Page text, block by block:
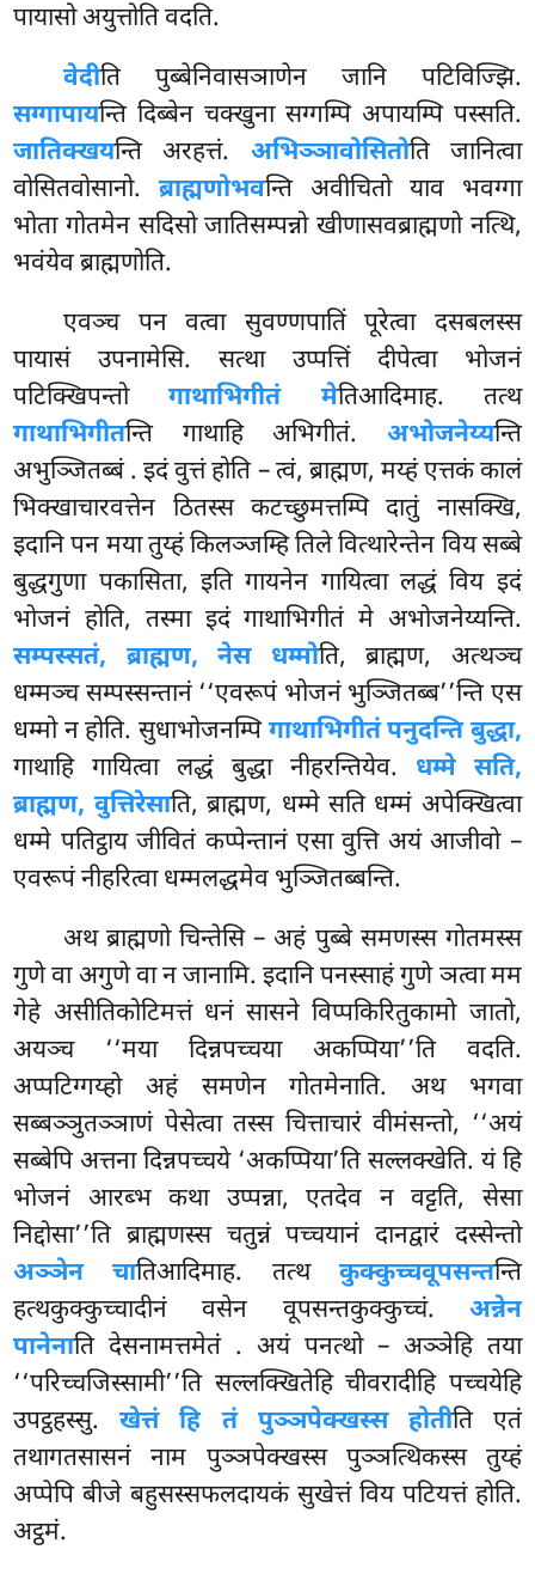
पायासो अयुत्तोति वदति.
वेदीति पुब्बेनिवासञाणेन जानि पटिविज्झि.
सग्गापायन्ति दिब्बेन चक्खुना सग्गम्पि अपायम्पि पस्सति.
जातिक्खयन्ति अरहत्तं. अभिञ्ञावोसितोति जानित्वा
वोसितवोसानो.ब्राह्मणोभवन्ति अवीचितो याव भवग्गा
भोता गोतमेन सदिसो जातिसम्पन्नो खीणासवब्राह्मणो नत्थि,
भवंयेव ब्राह्मणोति.
एवञ्च पन वत्वा सुवण्णपातिं पूरेत्वा दसबलस्स
पायासं उपनामेसि. सत्था उप्पत्तिं दीपेत्वा भोजनं
पटिक्खिपन्तोगाथाभिगीतं मेतिआदिमाह. तत्थ
गाथाभिगीतन्ति गाथाहि अभिगीतं. अभोजनेय्यन्ति
अभुञ्जितब्बं. इदं वुत्तं होति – त्वं, ब्राह्मण, मय्हं एत्तकं कालं
भिक्खाचारवत्तेन ठितस्स कटच्छुमत्तम्पि दातुं नासक्खि,
इदानि पन मया तुय्हं किलञ्जम्हि तिले वित्थारेन्तेन विय सब्बे
बुद्धगुणा पकासिता, इति गायनेन गायित्वा लद्धं विय इदं
भोजनं होति, तस्मा इदं गाथाभिगीतं मे अभोजनेय्यन्ति.
सम्पस्सतं, ब्राह्मण, नेस धम्मोति, ब्राह्मण, अत्थञ्च
धम्मञ्च सम्पस्सन्तानं ‘‘एवरूपं भोजनं भुञ्जितब्ब’’न्ति एस
धम्मो न होति. सुधाभोजनम्पिगाथाभिगीतं पनुदन्ति बुद्धा,
गाथाहि गायित्वा लद्धं बुद्धा नीहरन्तियेव. धम्मे सति,
ब्राह्मण, वुत्तिरेसाति, ब्राह्मण, धम्मे सति धम्मं अपेक्खित्वा
धम्मे पतिट्ठाय जीवितं कप्पेन्तानं एसा वुत्ति अयं आजीवो –
एवरूपं नीहरित्वा धम्मलद्धमेव भुञ्जितब्बन्ति.
अथ ब्राह्मणो चिन्तेसि – अहं पुब्बे समणस्स गोतमस्स
गुणे वा अगुणे वा न जानामि. इदानि पनस्साहं गुणे ञत्वा मम
गेहे असीतिकोटिमत्तं धनं सासने विप्पकिरितुकामो जातो,
अयञ्च ‘‘मया दिन्नपच्चया अकप्पिया’’ति वदति.
अप्पटिग्गय्हो अहं समणेन गोतमेनाति. अथ भगवा
सब्बञ्ञुतञ्ञाणं पेसेत्वा तस्स चित्ताचारं वीमंसन्तो, ‘‘अयं
सब्बेपि अत्तना दिन्नपच्चये ‘अकप्पिया’ति सल्लक्खेति. यं हि
भोजनं आरब्भ कथा उप्पन्ना, एतदेव न वट्टति, सेसा
निद्दोसा’’ति ब्राह्मणस्स चतुन्नं पच्चयानं दानद्वारं दस्सेन्तो
अञ्ञेन चातिआदिमाह. तत्थ कुक्कुच्चवूपसन्तन्ति
हत्थकुक्कुच्चादीनं वसेन वूपसन्तकुक्कुच्चं. अन्नेन
पानेनाति देसनामत्तमेतं . अयं पनत्थो – अञ्ञेहि तया
‘‘परिच्चजिस्सामी’’ति सल्लक्खितेहि चीवरादीहि पच्चयेहि
उपट्ठहस्सु.खेत्तं हि तं पुञ्ञपेक्खस्स होतीति एतं
तथागतसासनं नाम पुञ्ञपेक्खस्स पुञ्ञत्थिकस्स तुय्हं
अप्पेपि बीजे बहुसस्सफलदायकं सुखेत्तं विय पटियत्तं होति.
अट्ठमं.